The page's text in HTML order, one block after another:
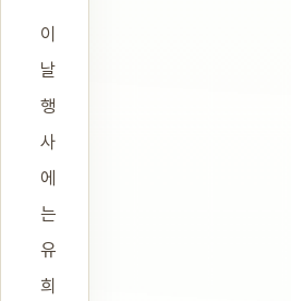
이
날
행
사
에
는
유
희